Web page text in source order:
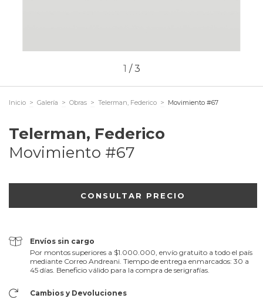
1 /3
Inicio > Galería > Obras > Telerman, Federico > Movimiento #67
Telerman, Federico
Movimiento #67
Envíos sin cargo
Por montos superiores a $1.000.000, envío gratuito a todo el país
mediante Correo Andreani. Tiempo de entrega enmarcados: 30 a
45 días. Beneficio válido para la compra de serigrafías.
Cambios y Devoluciones